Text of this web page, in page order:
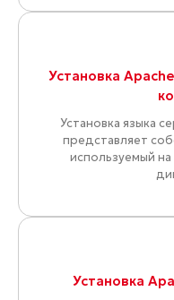
Установка
Установка языка
представляет
используемый
Установка